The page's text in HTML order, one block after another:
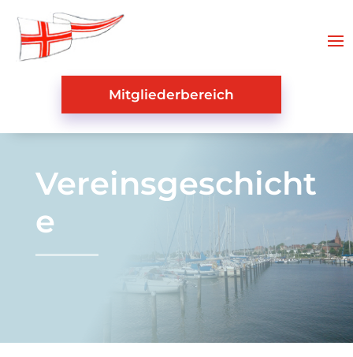
Mitgliederbereich
Vereinsgeschicht
e